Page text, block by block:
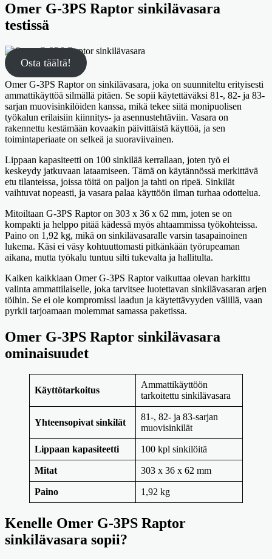
Omer G-3PS Raptor sinkilävasara
testissä
Osta täältä!
Omer G-3PS Raptor on sinkilävasara, joka on suunniteltu erityisesti
ammattikäyttöä silmällä pitäen. Se sopii käytettäväksi 81-, 82- ja 83-
sarjan muovisinkilöiden kanssa, mikä tekee siitä monipuolisen
työkalun erilaisiin kiinnitys- ja asennustehtäviin. Vasara on
rakennettu kestämään kovaakin päivittäistä käyttöä, ja sen
toimintaperiaate on selkeä ja suoraviivainen.
Lippaan kapasiteetti on 100 sinkilää kerrallaan, joten työ ei
keskeydy jatkuvaan lataamiseen. Tämä on käytännössä merkittävä
etu tilanteissa, joissa töitä on paljon ja tahti on ripeä. Sinkilät
vaihtuvat nopeasti, ja vasara palaa käyttöön ilman turhaa odottelua.
Mitoiltaan G-3PS Raptor on 303 x 36 x 62 mm, joten se on
kompakti ja helppo pitää kädessä myös ahtaammissa työkohteissa.
Paino on 1,92 kg, mikä on sinkilävasaralle varsin tasapainoinen
lukema. Käsi ei väsy kohtuuttomasti pitkänkään työrupeaman
aikana, mutta työkalu tuntuu silti tukevalta ja hallitulta.
Kaiken kaikkiaan Omer G-3PS Raptor vaikuttaa olevan harkittu
valinta ammattilaiselle, joka tarvitsee luotettavan sinkilävasaran arjen
töihin. Se ei ole kompromissi laadun ja käytettävyyden välillä, vaan
pyrkii tarjoamaan molemmat samassa paketissa.
Omer G-3PS Raptor sinkilävasara
ominaisuudet
Käyttötarkoitus
Ammattikäyttöön
tarkoitettu sinkilävasara
Yhteensopivat sinkilät
81-, 82- ja 83-sarjan
muovisinkilät
Lippaan kapasiteetti 100 kpl sinkilöitä
Mitat 303 x 36 x 62 mm
Paino 1,92 kg
Kenelle Omer G-3PS Raptor
sinkilävasara sopii?